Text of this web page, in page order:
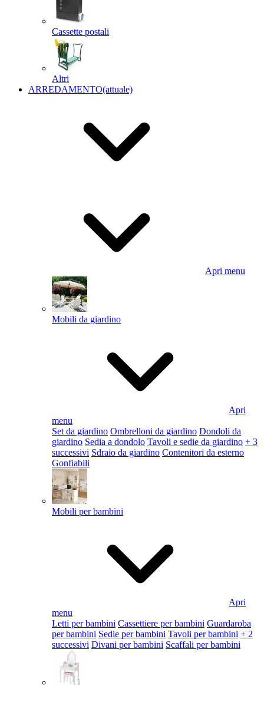
Cassette postali
Altri
ARREDAMENTO(attuale)
Apri menu
Mobili da giardino
Apri
menu
Set da giardino Ombrelloni da giardino Dondoli da
giardino Sedia a dondolo Tavoli e sedie da giardino + 3
successivi Sdraio da giardino Contenitori da esterno
Gonfiabili
Mobili per bambini
Apri
menu
Letti per bambini Cassettiere per bambini Guardaroba
per bambini Sedie per bambini Tavoli per bambini + 2
successivi Divani per bambini Scaffali per bambini